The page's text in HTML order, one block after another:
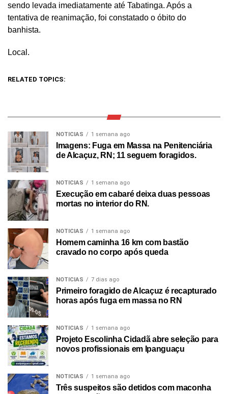
sendo levada imediatamente até Tabatinga. Após a
tentativa de reanimação, foi constatado o óbito do
banhista.
Local.
RELATED TOPICS:
NOTICIAS 1 semana ago
Imagens: Fuga em Massa na Penitenciária
de Alcaçuz, RN; 11 seguem foragidos.
NOTICIAS 1 semana ago
Execução em cabaré deixa duas pessoas
mortas no interior do RN.
NOTICIAS 1 semana ago
Homem caminha 16 km com bastão
cravado no corpo após queda
NOTICIAS 7 dias ago
Primeiro foragido de Alcaçuz é recapturado
horas após fuga em massa no RN
NOTICIAS 1 semana ago
Projeto Escolinha Cidadã abre seleção para
novos profissionais em Ipanguaçu
NOTICIAS 1 semana ago
Três suspeitos são detidos com maconha